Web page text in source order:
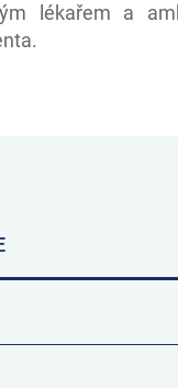
lékařem a